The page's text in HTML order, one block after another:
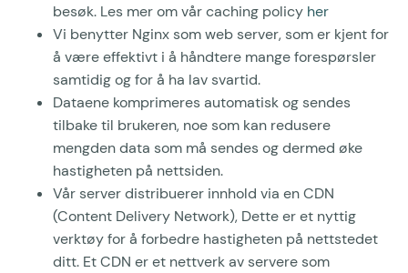
besøk. Les mer om vår caching policy her
Vi benytter Nginx som web server, som er kjent for
å være effektivt i å håndtere mange forespørsler
samtidig og for å ha lav svartid.
Dataene komprimeres automatisk og sendes
tilbake til brukeren, noe som kan redusere
mengden data som må sendes og dermed øke
hastigheten på nettsiden.
Vår server distribuerer innhold via en CDN
(Content Delivery Network), Dette er et nyttig
verktøy for å forbedre hastigheten på nettstedet
ditt. Et CDN er et nettverk av servere som